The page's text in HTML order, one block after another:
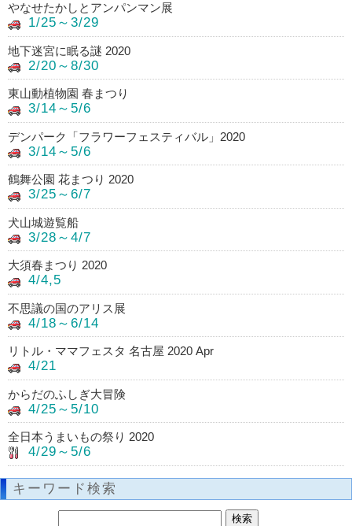
やなせたかしとアンパンマン展
1/25～3/29
地下迷宮に眠る謎 2020
2/20～8/30
東山動植物園 春まつり
3/14～5/6
デンパーク「フラワーフェスティバル」2020
3/14～5/6
鶴舞公園 花まつり 2020
3/25～6/7
犬山城遊覧船
3/28～4/7
大須春まつり 2020
4/4,5
不思議の国のアリス展
4/18～6/14
リトル・ママフェスタ 名古屋 2020 Apr
4/21
からだのふしぎ大冒険
4/25～5/10
全日本うまいもの祭り 2020
4/29～5/6
キーワード検索